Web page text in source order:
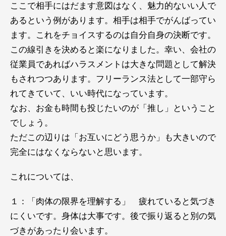
ここで相手にはだます意図はなく、魅力的ないい人で
あるという例があります。相手は相手でがんばってい
ます。これをチョイスするのは自分自身の決断です。
この線引きを決めると楽になりました。幸い、会社の
従業員であればハラスメントは大きな問題として解決
もされつつあります。フリーランス法として一部守ら
れてきていて、いい時代になっています。
なお、お金も時間も投じたいのが「推し」ということ
でしょう。
ただこの辺りは「お互いにどう思うか」も大きいので
完全にはなくならないと思います。
これについては、
１：「肉体の限界を理解する」 疲れていると気づき
にくいです。身体は大事です。後で振り返ると別の気
づきがあったり会います。